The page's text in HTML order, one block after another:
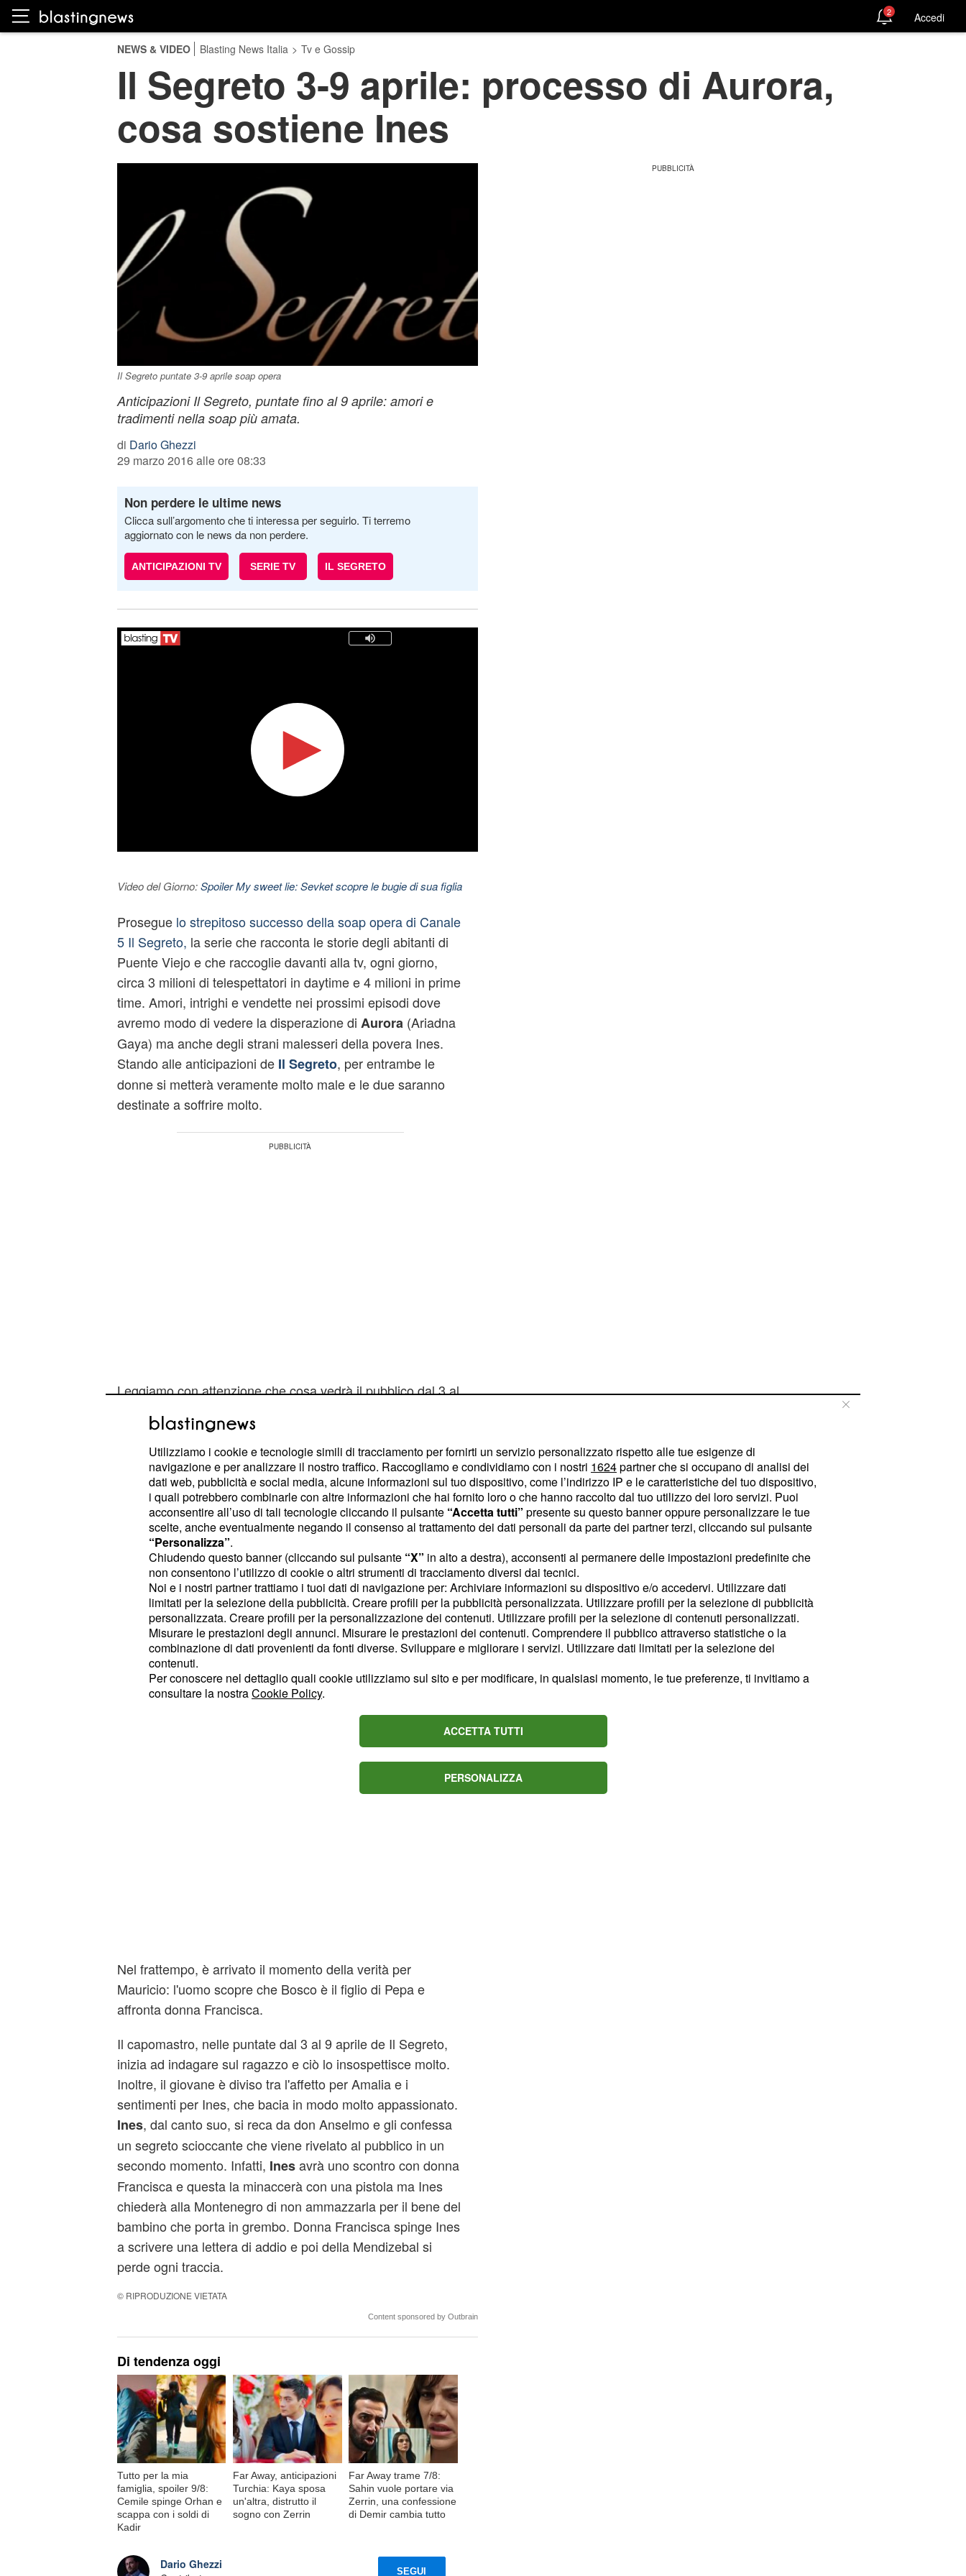
2 Accedi
NEWS & VIDEO Blasting News Italia > Tv e Gossip
Il Segreto 3-9 aprile: processo di Aurora,
cosa sostiene Ines
Il Segreto puntate 3-9 aprile soap opera
Anticipazioni Il Segreto, puntate fino al 9 aprile: amori e
tradimenti nella soap più amata.
di Dario Ghezzi
29 marzo 2016 alle ore 08:33
Non perdere le ultime news
Clicca sull’argomento che ti interessa per seguirlo. Ti terremo
aggiornato con le news da non perdere.
ANTICIPAZIONI TV SERIE TV IL SEGRETO
Video del Giorno:Spoiler My sweet lie: Sevket scopre le bugie di sua figlia
Proseguelo strepitoso successo della soap opera di Canale
5 Il Segreto, la serie che racconta le storie degli abitanti di
Puente Viejo e che raccoglie davanti alla tv, ogni giorno,
circa 3 milioni di telespettatori in daytime e 4 milioni in prime
time. Amori, intrighi e vendette nei prossimi episodi dove
avremo modo di vedere la disperazione di Aurora (Ariadna
Gaya) ma anche degli strani malesseri della povera Ines.
Stando alle anticipazioni de Il Segreto, per entrambe le
donne si metterà veramente molto male e le due saranno
destinate a soffrire molto.
Leggiamo con attenzione che cosa vedrà il pubblico dal 3 al
Aurora portata in manicomio?
Le news de Il Segretoinformano che al centro
dell'attenzione del pubblico ci sarà il processo per l'omicidio
di Bernarda ai danni diAurora. La ragazza viene accusata
anche del tentato omicidio di donna Francisca e deve
difendersi in tutti i modi per non finire in carcere. L'avvocato
della nonna riesce ad invalidare ogni testimonianza dei suoi
cari e la situazione per lei si mette veramente molto male.
Auroraaccusa donna Francisca della morte di Pepa e di
aver convinto Bernarda a uccidere il marito ma Fulgencio si
presenta a sorpresa in aula di tribunale e la povera Castro
rischia proprio di essere incriminata.
Nel frattempo, è arrivato il momento della verità per
Mauricio: l'uomo scopre che Bosco è il figlio di Pepa e
affronta donna Francisca.
Il capomastro, nelle puntate dal 3 al 9 aprile de Il Segreto,
inizia ad indagare sul ragazzo e ciò lo insospettisce molto.
Inoltre, il giovane è diviso tra l'affetto per Amalia e i
sentimenti per Ines, che bacia in modo molto appassionato.
Ines, dal canto suo, si reca da don Anselmo e gli confessa
un segreto scioccante che viene rivelato al pubblico in un
secondo momento. Infatti, Inesavrà uno scontro con donna
Francisca e questa la minaccerà con una pistola ma Ines
chiederà alla Montenegro di non ammazzarla per il bene del
bambino che porta in grembo. Donna Francisca spinge Ines
a scrivere una lettera di addio e poi della Mendizebal si
perde ogni traccia.
© RIPRODUZIONE VIETATA
Content sponsored by Outbrain
Di tendenza oggi
Tutto per la mia
famiglia, spoiler 9/8:
Cemile spinge Orhan e
scappa con i soldi di
Kadir
Far Away, anticipazioni
Turchia: Kaya sposa
un'altra, distrutto il
sogno con Zerrin
Far Away trame 7/8:
Sahin vuole portare via
Zerrin, una confessione
di Demir cambia tutto
Dario Ghezzi
SEGUI
Utilizziamo i cookie e tecnologie simili di tracciamento per fornirti un servizio personalizzato rispetto alle tue esigenze di
navigazione e per analizzare il nostro traffico. Raccogliamo e condividiamo con i nostri 1624partner che si occupano di analisi dei
dati web, pubblicità e social media, alcune informazioni sul tuo dispositivo, come l’indirizzo IP e le caratteristiche del tuo dispositivo,
i quali potrebbero combinarle con altre informazioni che hai fornito loro o che hanno raccolto dal tuo utilizzo dei loro servizi. Puoi
acconsentire all’uso di tali tecnologie cliccando il pulsante “Accetta tutti” presente su questo banner oppure personalizzare le tue
scelte, anche eventualmente negando il consenso al trattamento dei dati personali da parte dei partner terzi, cliccando sul pulsante
“Personalizza”.
Chiudendo questo banner (cliccando sul pulsante “X” in alto a destra), acconsenti al permanere delle impostazioni predefinite che
non consentono l’utilizzo di cookie o altri strumenti di tracciamento diversi dai tecnici.
Noi e i nostri partner trattiamo i tuoi dati di navigazione per: Archiviare informazioni su dispositivo e/o accedervi. Utilizzare dati
limitati per la selezione della pubblicità. Creare profili per la pubblicità personalizzata. Utilizzare profili per la selezione di pubblicità
personalizzata. Creare profili per la personalizzazione dei contenuti. Utilizzare profili per la selezione di contenuti personalizzati.
Misurare le prestazioni degli annunci. Misurare le prestazioni dei contenuti. Comprendere il pubblico attraverso statistiche o la
combinazione di dati provenienti da fonti diverse. Sviluppare e migliorare i servizi. Utilizzare dati limitati per la selezione dei
contenuti.
Per conoscere nel dettaglio quali cookie utilizziamo sul sito e per modificare, in qualsiasi momento, le tue preferenze, ti invitiamo a
consultare la nostraCookie Policy.
ACCETTA TUTTI
PERSONALIZZA